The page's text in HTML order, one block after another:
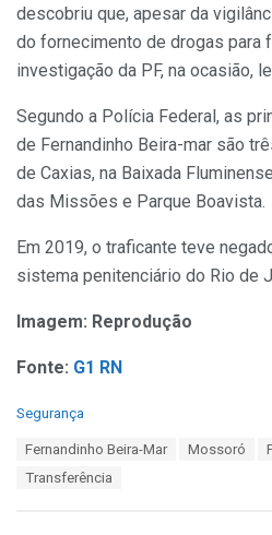
descobriu que, apesar da
do fornecimento de drogas para
investigação da PF, na ocasião,
Segundo a Polícia Federal, as
de Fernandinho Beira-mar são
de Caxias, na Baixada
das Missões e Parque Boavista.
Em 2019, o traficante teve
sistema penitenciário do Rio de
Imagem: Reprodução
Fonte: G1 RN
C
Segurança
Fernandinho Beira-Mar Mossoró
Transferência